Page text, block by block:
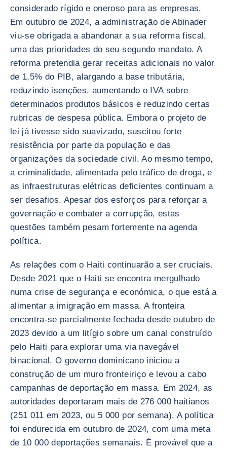
considerado rígido e oneroso para as empresas.
Em outubro de 2024, a administração de Abinader
viu-se obrigada a abandonar a sua reforma fiscal,
uma das prioridades do seu segundo mandato. A
reforma pretendia gerar receitas adicionais no valor
de 1,5% do PIB, alargando a base tributária,
reduzindo isenções, aumentando o IVA sobre
determinados produtos básicos e reduzindo certas
rubricas de despesa pública. Embora o projeto de
lei já tivesse sido suavizado, suscitou forte
resistência por parte da população e das
organizações da sociedade civil. Ao mesmo tempo,
a criminalidade, alimentada pelo tráfico de droga, e
as infraestruturas elétricas deficientes continuam a
ser desafios. Apesar dos esforços para reforçar a
governação e combater a corrupção, estas
questões também pesam fortemente na agenda
política.
As relações com o Haiti continuarão a ser cruciais.
Desde 2021 que o Haiti se encontra mergulhado
numa crise de segurança e económica, o que está a
alimentar a imigração em massa. A fronteira
encontra-se parcialmente fechada desde outubro de
2023 devido a um litígio sobre um canal construído
pelo Haiti para explorar uma via navegável
binacional. O governo dominicano iniciou a
construção de um muro fronteiriço e levou a cabo
campanhas de deportação em massa. Em 2024, as
autoridades deportaram mais de 276 000 haitianos
(251 011 em 2023, ou 5 000 por semana). A política
foi endurecida em outubro de 2024, com uma meta
de 10 000 deportações semanais. É provável que a